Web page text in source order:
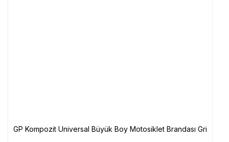
GP Kompozit Universal Büyük Boy Motosiklet Brandası Gri